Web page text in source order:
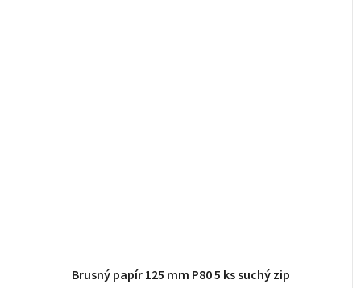
Brusný papír 125 mm P80 5 ks suchý zip